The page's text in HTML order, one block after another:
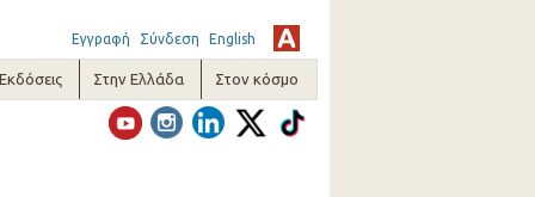
Εγγραφή Σύνδεση English
Στην Ελλάδα Στον κόσμο